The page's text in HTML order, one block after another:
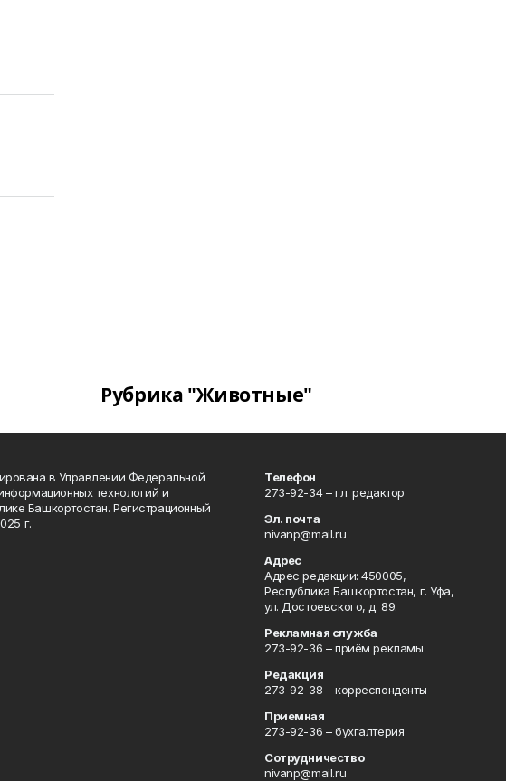
Рубрика "Животные"
в Управлении Федеральной
технологий и
Башкортостан. Регистрационный
г.
Телефон
273-92-34 – гл. редактор
Эл. почта
nivanp@mail.ru
Адрес
Адрес редакции: 450005,
Республика Башкортостан, г. Уфа,
ул. Достоевского, д. 89.
Рекламная служба
273-92-36 – приём рекламы
Редакция
273-92-38 – корреспонденты
Приемная
273-92-36 – бухгалтерия
Сотрудничество
nivanp@mail.ru